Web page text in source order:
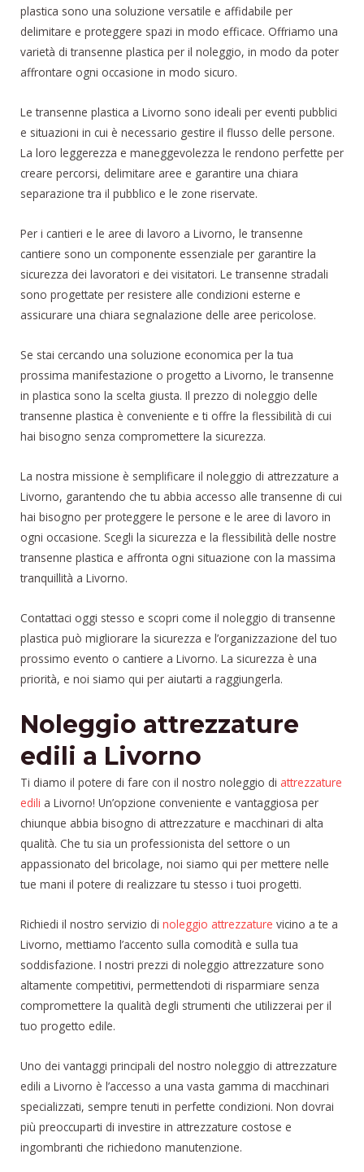
plastica sono una soluzione versatile e affidabile per
delimitare e proteggere spazi in modo efficace. Offriamo una
varietà di transenne plastica per il noleggio, in modo da poter
affrontare ogni occasione in modo sicuro.
Le transenne plastica a Livorno sono ideali per eventi pubblici
e situazioni in cui è necessario gestire il flusso delle persone.
La loro leggerezza e maneggevolezza le rendono perfette per
creare percorsi, delimitare aree e garantire una chiara
separazione tra il pubblico e le zone riservate.
Per i cantieri e le aree di lavoro a Livorno, le transenne
cantiere sono un componente essenziale per garantire la
sicurezza dei lavoratori e dei visitatori. Le transenne stradali
sono progettate per resistere alle condizioni esterne e
assicurare una chiara segnalazione delle aree pericolose.
Se stai cercando una soluzione economica per la tua
prossima manifestazione o progetto a Livorno, le transenne
in plastica sono la scelta giusta. Il prezzo di noleggio delle
transenne plastica è conveniente e ti offre la flessibilità di cui
hai bisogno senza compromettere la sicurezza.
La nostra missione è semplificare il noleggio di attrezzature a
Livorno, garantendo che tu abbia accesso alle transenne di cui
hai bisogno per proteggere le persone e le aree di lavoro in
ogni occasione. Scegli la sicurezza e la flessibilità delle nostre
transenne plastica e affronta ogni situazione con la massima
tranquillità a Livorno.
Contattaci oggi stesso e scopri come il noleggio di transenne
plastica può migliorare la sicurezza e l’organizzazione del tuo
prossimo evento o cantiere a Livorno. La sicurezza è una
priorità, e noi siamo qui per aiutarti a raggiungerla.
Noleggio attrezzature
edili a Livorno
Ti diamo il potere di fare con il nostro noleggio di attrezzature
edili a Livorno! Un’opzione conveniente e vantaggiosa per
chiunque abbia bisogno di attrezzature e macchinari di alta
qualità. Che tu sia un professionista del settore o un
appassionato del bricolage, noi siamo qui per mettere nelle
tue mani il potere di realizzare tu stesso i tuoi progetti.
Richiedi il nostro servizio di noleggio attrezzature vicino a te a
Livorno, mettiamo l’accento sulla comodità e sulla tua
soddisfazione. I nostri prezzi di noleggio attrezzature sono
altamente competitivi, permettendoti di risparmiare senza
compromettere la qualità degli strumenti che utilizzerai per il
tuo progetto edile.
Uno dei vantaggi principali del nostro noleggio di attrezzature
edili a Livorno è l’accesso a una vasta gamma di macchinari
specializzati, sempre tenuti in perfette condizioni. Non dovrai
più preoccuparti di investire in attrezzature costose e
ingombranti che richiedono manutenzione.